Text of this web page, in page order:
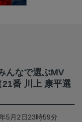
んなで選ぶMV
番 川上 康平選
5月2日23時59分